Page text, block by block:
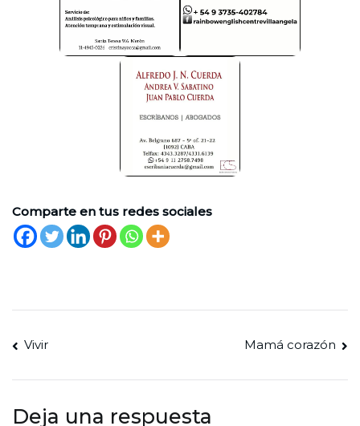
Comparte en tus redes sociales
Navegación
de
entradas
Vivir Mamá corazón
Deja una respuesta